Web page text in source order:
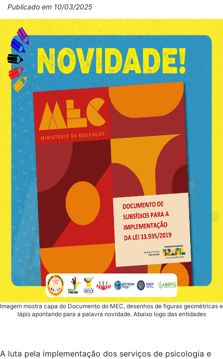
Publicado em 10/03/2025
Imagem mostra capa do Documento do MEC, desenhos de figuras geométricas e
lápis apontando para a palavra novidade. Abaixo logo das entidades
A luta pela implementação dos serviços de psicologia e